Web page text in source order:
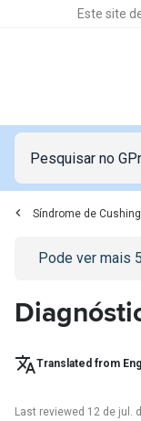
Este site
Síndrome de Cushing
Go to/sign-in
Pode ver mais 5
Translated from
Last reviewed 12 de jul.